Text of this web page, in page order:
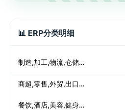
📊 ERP分类明细
制造,加工,物流,仓储…
商超,零售,外贸,出口…
餐饮,酒店,美容,健身…